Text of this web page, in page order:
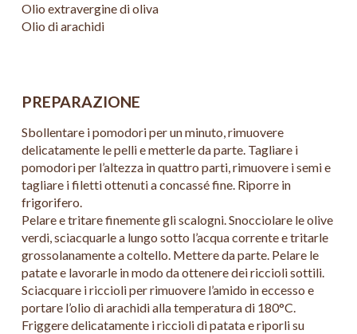
Olio extravergine di oliva
Olio di arachidi
PREPARAZIONE
Sbollentare i pomodori per un minuto, rimuovere
delicatamente le pelli e metterle da parte. Tagliare i
pomodori per l’altezza in quattro parti, rimuovere i semi e
tagliare i filetti ottenuti a concassé fine. Riporre in
frigorifero.
Pelare e tritare finemente gli scalogni. Snocciolare le olive
verdi, sciacquarle a lungo sotto l’acqua corrente e tritarle
grossolanamente a coltello. Mettere da parte. Pelare le
patate e lavorarle in modo da ottenere dei riccioli sottili.
Sciacquare i riccioli per rimuovere l’amido in eccesso e
portare l’olio di arachidi alla temperatura di 180°C.
Friggere delicatamente i riccioli di patata e riporli su